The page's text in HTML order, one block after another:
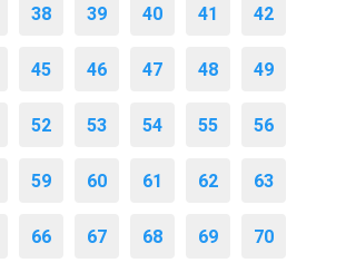
38 39 40 41 42
45 46 47 48 49
52 53 54 55 56
59 60 61 62 63
66 67 68 69 70